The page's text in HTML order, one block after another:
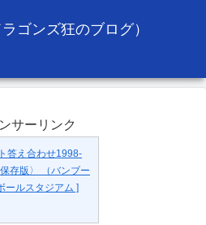
ゴンズ狂のブログ）
サーリンク
答え合わせ1998-
存版〉 （バンブー
ールスタジアム ]